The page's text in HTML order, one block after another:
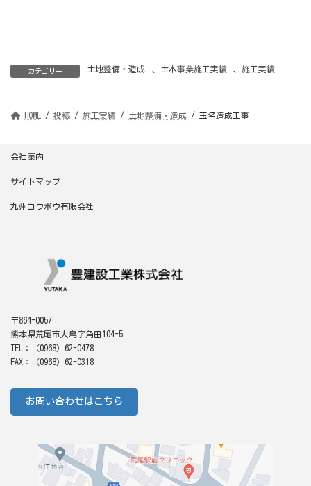
カテゴリー 土地整備・造成 土木事業施工実績 、施工実績
HOME 投稿 施工実績 土地整備・造成 玉名造成工事
会社案内
サイトマップ
九州コウボウ有限会社
〒864-0057
熊本県荒尾市大島字角田104-5
TEL：（0968）62-0478
FAX：（0968）62-0318
お問い合わせはこちら